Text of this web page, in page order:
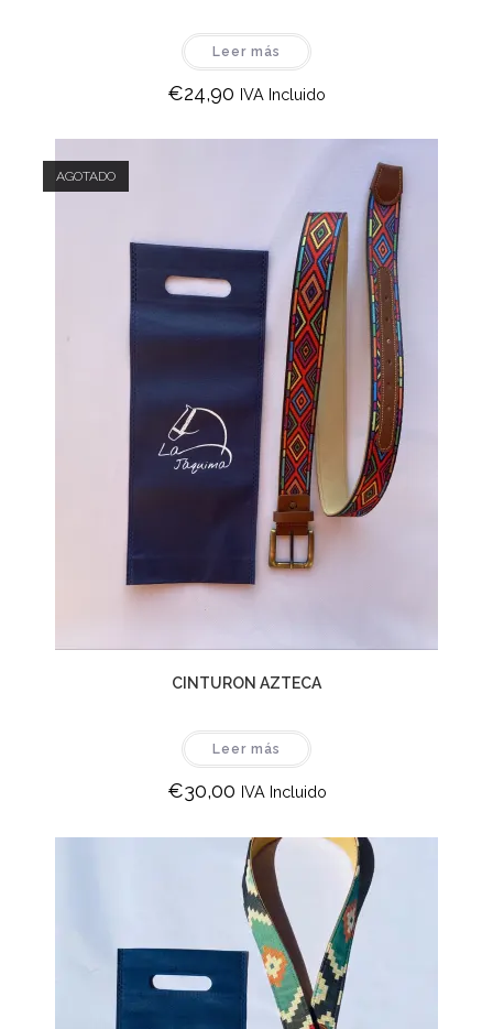
Leer más
€24,90 IVA Incluido
AGOTADO
CINTURON AZTECA
Leer más
€30,00 IVA Incluido